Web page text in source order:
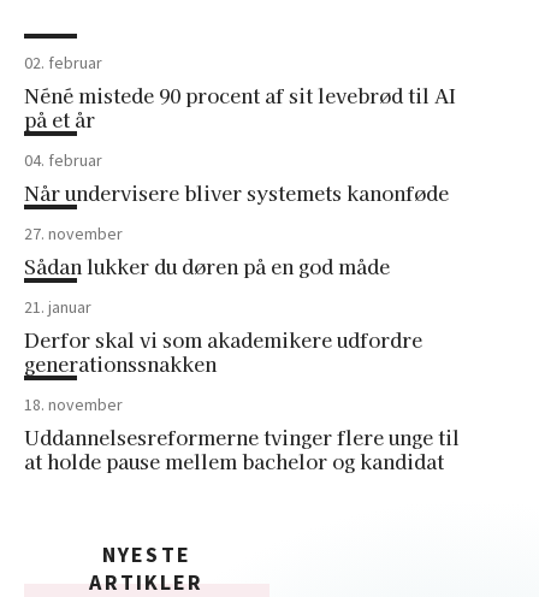
02. februar
Néné mistede 90 procent af sit levebrød til AI
på et år
04. februar
Når undervisere bliver systemets kanonføde
27. november
Sådan lukker du døren på en god måde
21. januar
Derfor skal vi som akademikere udfordre
generationssnakken
18. november
Uddannelsesreformerne tvinger flere unge til
at holde pause mellem bachelor og kandidat
NYESTE
ARTIKLER